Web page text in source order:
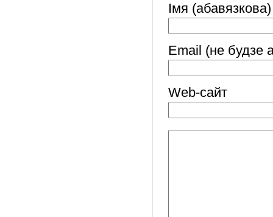
Імя (абавязкова)
Email (не будзе
Web-cайт